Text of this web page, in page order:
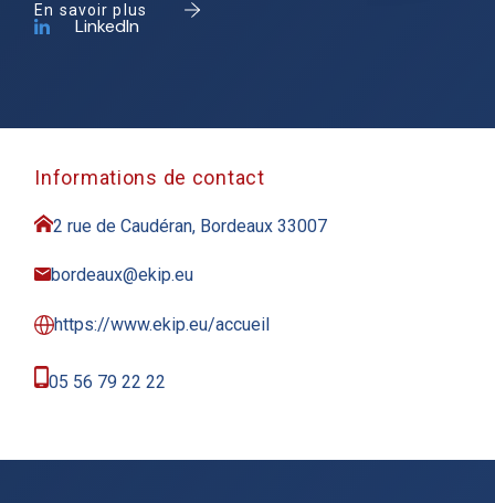
En savoir plus
LinkedIn
Informations de contact
2 rue de Caudéran, Bordeaux 33007
bordeaux@ekip.eu
https://www.ekip.eu/accueil
05 56 79 22 22